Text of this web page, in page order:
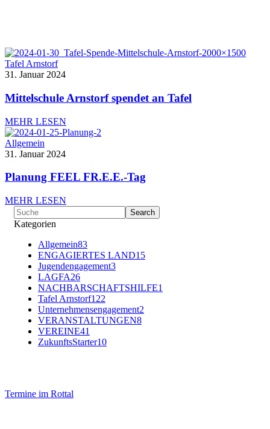
Tafel Arnstorf
31. Januar 2024
Mittelschule Arnstorf spendet an Tafel
MEHR LESEN
Allgemein
31. Januar 2024
Planung FEEL FR.E.E.-Tag
MEHR LESEN
Kategorien
Allgemein83
ENGAGIERTES LAND15
Jugendengagement3
LAGFA26
NACHBARSCHAFTSHILFE1
Tafel Arnstorf122
Unternehmensengagement2
VERANSTALTUNGEN8
VEREINE41
ZukunftsStarter10
Termine im Rottal